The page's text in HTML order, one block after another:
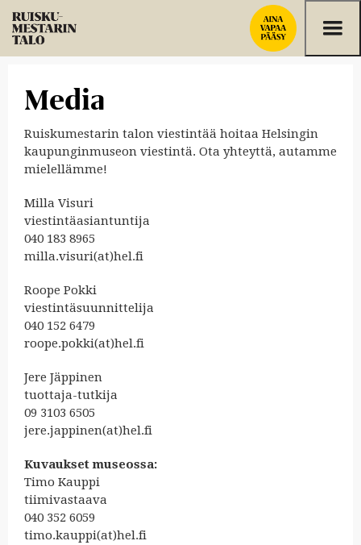
Media
Ruiskumestarin talon viestintää hoitaa Helsingin
kaupunginmuseon viestintä. Ota yhteyttä, autamme
mielellämme!
Milla Visuri
viestintäasiantuntija
040 183 8965
milla.visuri(at)hel.fi
Roope Pokki
viestintäsuunnittelija
040 152 6479
roope.pokki(at)hel.fi
Jere Jäppinen
tuottaja-tutkija
09 3103 6505
jere.jappinen(at)hel.fi
Kuvaukset museossa:
Timo Kauppi
tiimivastaava
040 352 6059
timo.kauppi(at)hel.fi